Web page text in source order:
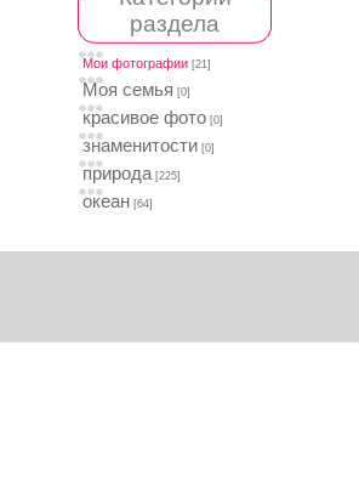
раздела
Мои фотографии [21]
Моя семья [0]
красивое фото [0]
знаменитости [0]
природа [225]
океан [64]